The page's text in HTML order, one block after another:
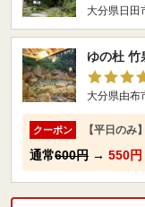
大分県日田
ゆの杜 竹
大分県由布
クーポン 【平日のみ
通常600円 → 550円